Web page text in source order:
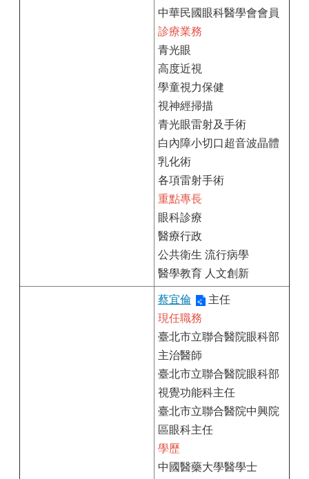
中華民國眼科醫學會會員
診療業務
青光眼
高度近視
學童視力保健
視神經掃描
青光眼雷射及手術
白內障小切口超音波晶體
乳化術
各項雷射手術
重點專長
眼科診療
醫療行政
公共衛生 流行病學
醫學教育 人文創新
蔡宜倫
主任
現任職務
臺北市立聯合醫院眼科部
主治醫師
臺北市立聯合醫院眼科部
視覺功能科主任
臺北市立聯合醫院中興院
區眼科主任
學歷
中國醫藥大學醫學士